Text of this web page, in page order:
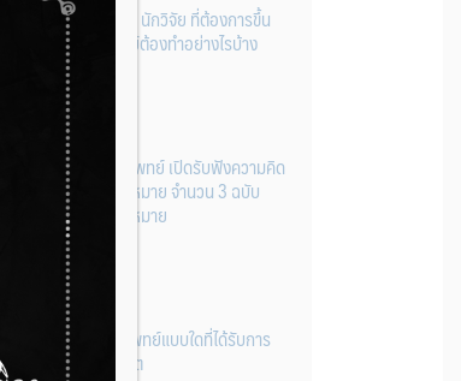
ผู้ประกอบการผลิต และ นักวิจัย ที่ต้องการขึ้น
ทะเบียนเครื่องมือแพทย์ต้องทำอย่างไรบ้าง
22 กรกฎาคม 2026
กองควบคุมเครื่องมือแพทย์ เปิดรับฟังความคิด
เห็นหลักการยกร่างกฎหมาย จำนวน 3 ฉบับ
ผ่านระบบกลางทางกฎหมาย
22 กรกฎาคม 2026
การโฆษณาเครื่องมือแพทย์แบบใดที่ได้รับการ
เว้นไม่ต้องขออนุญาต